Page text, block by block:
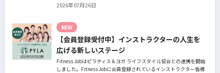
たパーソナルジム「ファントレイン」代表近藤健祐さんにインタビ
フィットネスクラブのキャンペーンや違約金制度はお客様を大切に
する仕組みだろうか！？資金が底をつく恐怖と闘いながらもお客様
との絆を築き上げた秘訣とは？
2026年07月26日
NEW
【会員登録受付中】インストラクターの人生を
広げる新しいステージ
Fitness Jobはピラティス＆ヨガ ライフスタイル協会との連携を開始
しました。Fitness Jobに会員登録されているインストラクター皆様